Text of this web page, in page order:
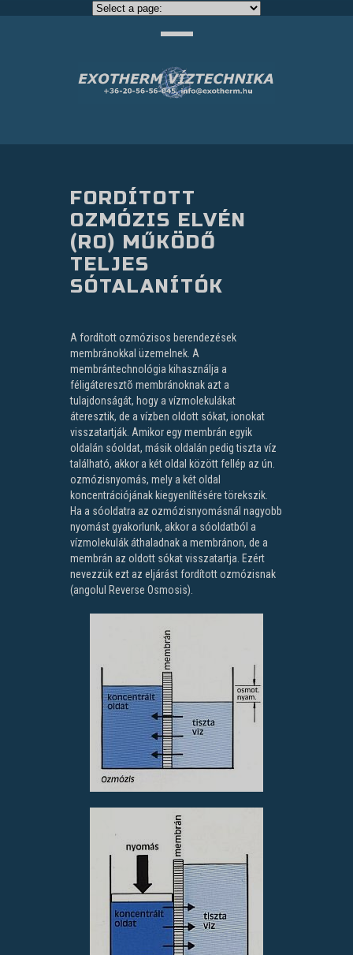
FORDÍTOTT
OZMÓZIS ELVÉN
(RO) MŰKÖDŐ
TELJES
SÓTALANÍTÓK
A fordított ozmózisos berendezések
membránokkal üzemelnek. A
membrántechnológia kihasználja a
féligáteresztõ membránoknak azt a
tulajdonságát, hogy a vízmolekulákat
áteresztik, de a vízben oldott sókat, ionokat
visszatartják. Amikor egy membrán egyik
oldalán sóoldat, másik oldalán pedig tiszta víz
található, akkor a két oldal között fellép az ún.
ozmózisnyomás, mely a két oldal
koncentrációjának kiegyenlítésére törekszik.
Ha a sóoldatra az ozmózisnyomásnál nagyobb
nyomást gyakorlunk, akkor a sóoldatból a
vízmolekulák áthaladnak a membránon, de a
membrán az oldott sókat visszatartja. Ezért
nevezzük ezt az eljárást fordított ozmózisnak
(angolul Reverse Osmosis).